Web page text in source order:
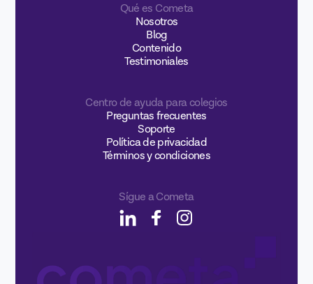
Qué es Cometa
Nosotros
Blog
Contenido
Testimoniales
Centro de ayuda para colegios
Preguntas frecuentes
Soporte
Política de privacidad
Términos y condiciones
Sígue a Cometa